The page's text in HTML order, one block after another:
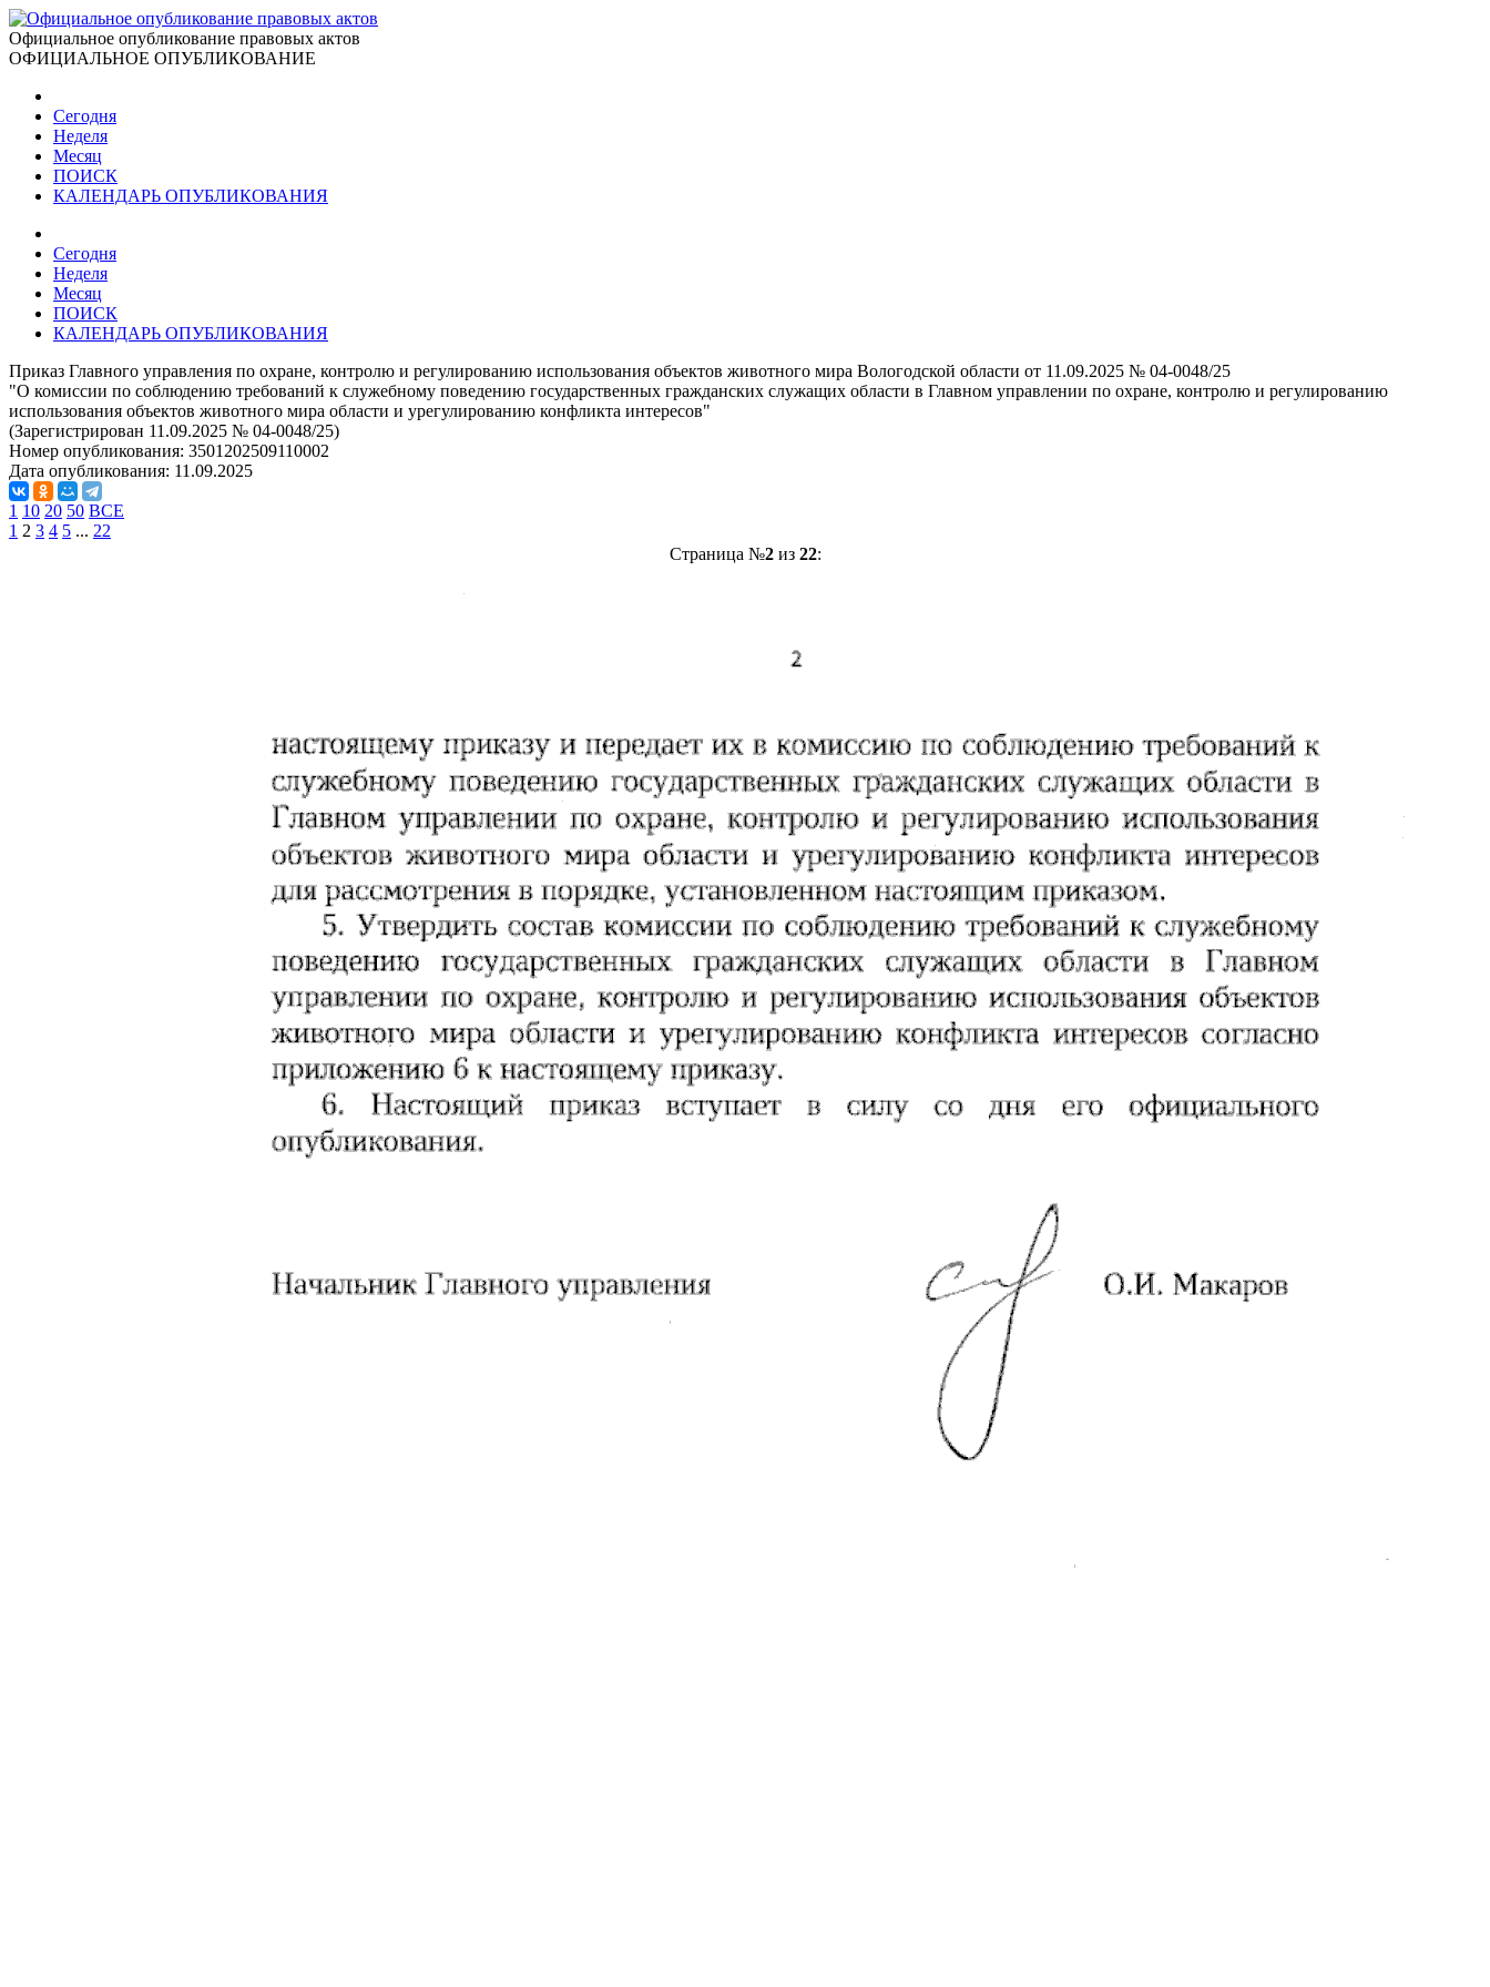
Официальное опубликование правовых актов
ОФИЦИАЛЬНОЕ ОПУБЛИКОВАНИЕ
Сегодня
Неделя
Месяц
ПОИСК
КАЛЕНДАРЬ ОПУБЛИКОВАНИЯ
Сегодня
Неделя
Месяц
ПОИСК
КАЛЕНДАРЬ ОПУБЛИКОВАНИЯ
Приказ Главного управления по охране, контролю и регулированию использования объектов животного мира Вологодской области от 11.09.2025 № 04-0048/25
"О комиссии по соблюдению требований к служебному поведению государственных гражданских служащих области в Главном управлении по охране, контролю и регулированию
использования объектов животного мира области и урегулированию конфликта интересов"
(Зарегистрирован 11.09.2025 № 04-0048/25)
Номер опубликования: 3501202509110002
Дата опубликования: 11.09.2025
1 10 20 50 ВСЕ
1 2 3 4 5 ... 22
Страница №2из 22: